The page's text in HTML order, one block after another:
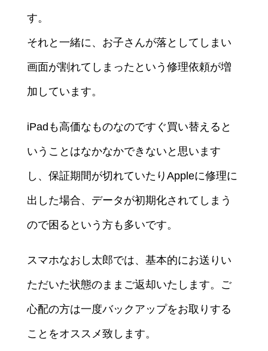
す。
それと一緒に、お子さんが落としてしまい
画面が割れてしまったという修理依頼が増
加しています。
iPadも高価なものなのですぐ買い替えると
いうことはなかなかできないと思います
し、保証期間が切れていたりAppleに修理に
出した場合、データが初期化されてしまう
ので困るという方も多いです。
スマホなおし太郎では、基本的にお送りい
ただいた状態のままご返却いたします。ご
心配の方は一度バックアップをお取りする
ことをオススメ致します。